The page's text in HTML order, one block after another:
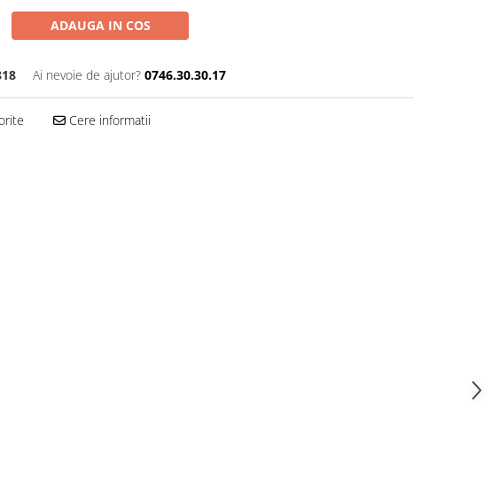
ADAUGA IN COS
Ai nevoie de ajutor? 0746.30.30.17
Cere informatii